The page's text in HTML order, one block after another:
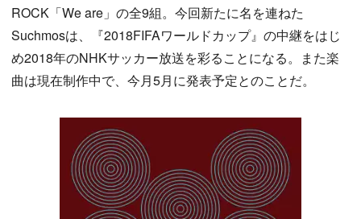
ROCK「We are」の全9組。今回新たに名を連ねた
Suchmosは、『2018FIFAワールドカップ』の中継をはじ
め2018年のNHKサッカー放送を彩ることになる。また楽
曲は現在制作中で、今月5月に発表予定とのことだ。